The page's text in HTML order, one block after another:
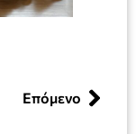
Επόμενο